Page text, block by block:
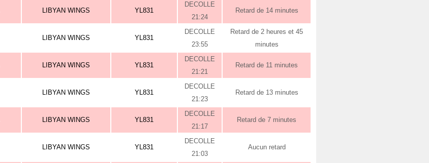
LIBYAN WINGS YL831
DECOLLE
21:24
Retard de 14 minutes
LIBYAN WINGS YL831
DECOLLE
23:55
Retard de 2 heures et 45
minutes
LIBYAN WINGS YL831
DECOLLE
21:21
Retard de 11 minutes
LIBYAN WINGS YL831
DECOLLE
21:23
Retard de 13 minutes
LIBYAN WINGS YL831
DECOLLE
21:17
Retard de 7 minutes
LIBYAN WINGS YL831
DECOLLE
21:03
Aucun retard